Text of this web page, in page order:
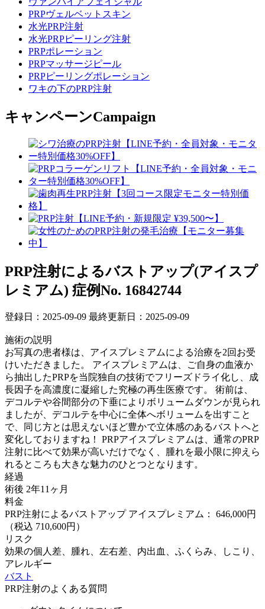
PRPヴェルベットスキン
水光PRP注射
水光PRPピーリング注射
PRPポレーション
PRPマッサージピール
PRPピーリングポレーション
ワキの下のPRP注射
キャンペーンCampaign
PRP注射によるバストアップ(アイスプ
レミアム) 症例No. 16842744
登録日：2025-09-09 最終更新日：2025-09-09
施術の説明
お写真の患者様は、アイスプレミアムによる治療を2回お受
けいただきました。 アイスプレミアムは、ご自身の血液か
ら抽出したPRPを当院独自の技術でフリーズドライ化し、成
長因子を高濃度に凝縮した究極の再生医療です。 術前は、
デコルテや谷間部分の下垂によりボリュームダウンが見られ
ましたが、デコルテを中心に全体へボリュームを出すこと
で、同じ方とは思えないほど豊かで立体感のあるバストへと
変化しておりますね！ PRPアイスプレミアムは、通常のPRP
注射に比べて効果が高いだけでなく、腫れを最小限に抑えら
れるところも大きな魅力のひとつとなります。
経過
術後 2年11ヶ月
料金
PRP注射によるバストアップ アイスプレミアム： 646,000円
（税込 710,600円）
リスク
効果の個人差、腫れ、左右差、内出血、ふくらみ、しこり、
アレルギー
バスト
PRP注射のよくある質問